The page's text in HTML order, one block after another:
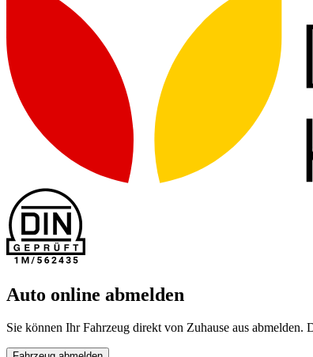
Auto online abmelden
Sie können Ihr Fahrzeug direkt von Zuhause aus